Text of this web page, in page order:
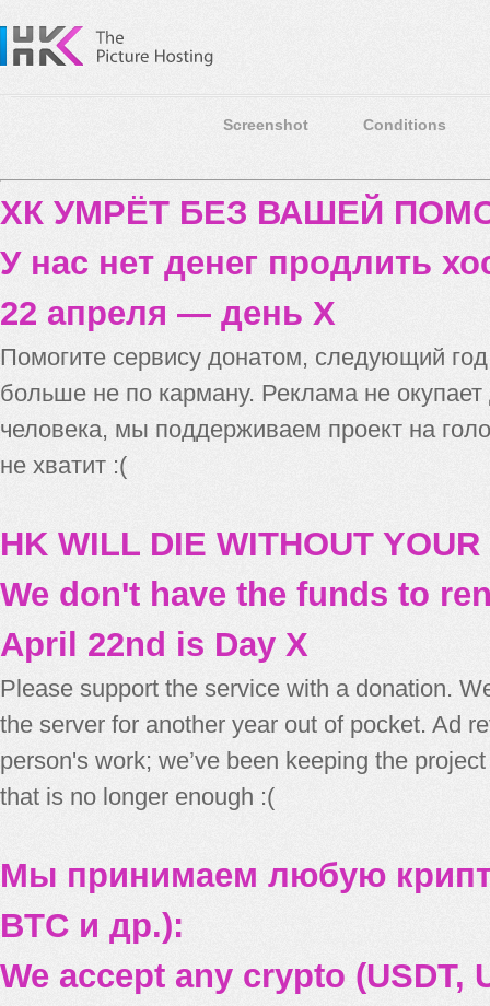
Screenshot Conditions
ХК УМРЁТ БЕЗ ВАШЕЙ
У нас нет денег продлить
22 апреля — день X
Помогите сервису донатом, следующий
больше не по карману. Реклама не
человека, мы поддерживаем проект на
не хватит :(
HK WILL DIE WITHOUT
We don't have the funds to
April 22nd is Day X
Please support the service with a donation.
the server for another year out of pocket. Ad
person's work; we’ve been keeping the
that is no longer enough :(
Мы принимаем любую
BTC и др.):
We accept any crypto (USDT,